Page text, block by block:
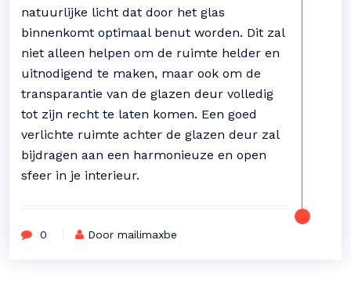
natuurlijke licht dat door het glas
binnenkomt optimaal benut worden. Dit zal
niet alleen helpen om de ruimte helder en
uitnodigend te maken, maar ook om de
transparantie van de glazen deur volledig
tot zijn recht te laten komen. Een goed
verlichte ruimte achter de glazen deur zal
bijdragen aan een harmonieuze en open
sfeer in je interieur.
0 Door mailimaxbe